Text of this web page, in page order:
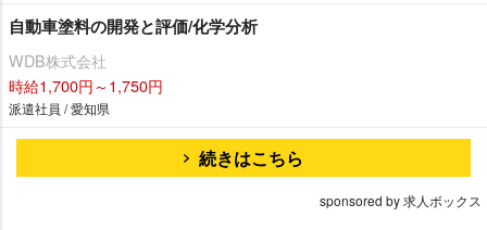
自動車塗料の開発と評価/化学分析
WDB株式会社
時給1,700円～1,750円
派遣社員 / 愛知県
続きはこちら
sponsored by 求人ボックス